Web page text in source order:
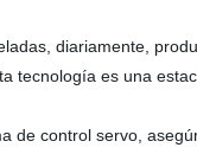
diariamente,
tecnología es una
de control servo,